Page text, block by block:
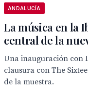
ANDALUCÍA
La música en la
central de la
Una inauguración con
clausura con The
de la muestra.